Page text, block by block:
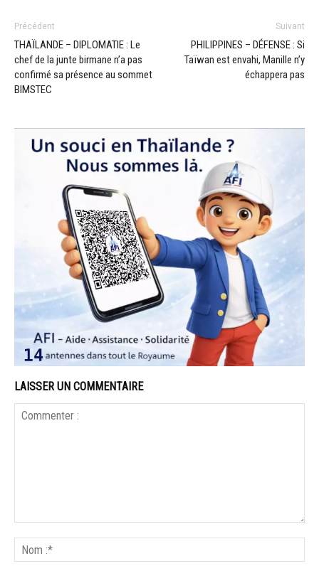
Précédent
THAÏLANDE – DIPLOMATIE : Le
chef de la junte birmane n’a pas
confirmé sa présence au sommet
BIMSTEC
Suivant
PHILIPPINES – DÉFENSE : Si
Taïwan est envahi, Manille n’y
échappera pas
LAISSER UN COMMENTAIRE